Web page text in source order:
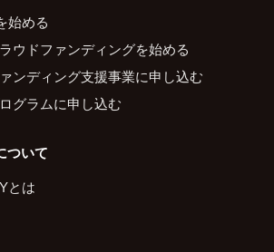
始める
ウドファンディングを始める
ンディング支援事業に申し込む
グラムに申し込む
ついて
とは